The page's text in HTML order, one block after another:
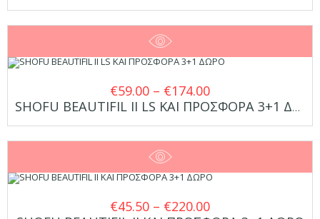
€130.00
€59.00 – €174.00Price
range:
€174.00
SHOFU BEAUTIFIL II LS ΚΑΙ ΠΡΟΣΦΟΡΑ 3+1 ΔΩΡΟ
€45.50 – €220.00Price